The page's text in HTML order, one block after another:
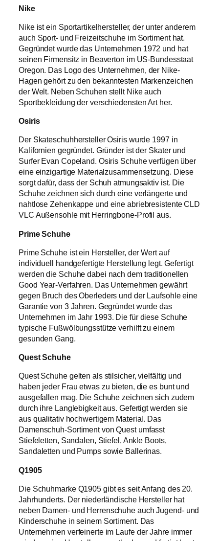
Nike
Nike ist ein Sportartikelhersteller, der unter anderem
auch Sport- und Freizeitschuhe im Sortiment hat.
Gegründet wurde das Unternehmen 1972 und hat
seinen Firmensitz in Beaverton im US-Bundesstaat
Oregon. Das Logo des Unternehmen, der Nike-
Hagen gehört zu den bekanntesten Markenzeichen
der Welt. Neben Schuhen stellt Nike auch
Sportbekleidung der verschiedensten Art her.
Osiris
Der Skateschuhhersteller Osiris wurde 1997 in
Kalifornien gegründet. Gründer ist der Skater und
Surfer Evan Copeland. Osiris Schuhe verfügen über
eine einzigartige Materialzusammensetzung. Diese
sorgt dafür, dass der Schuh atmungsaktiv ist. Die
Schuhe zeichnen sich durch eine verlängerte und
nahtlose Zehenkappe und eine abriebresistente CLD
VLC Außensohle mit Herringbone-Profil aus.
Prime Schuhe
Prime Schuhe ist ein Hersteller, der Wert auf
individuell handgefertigte Herstellung legt. Gefertigt
werden die Schuhe dabei nach dem traditionellen
Good Year-Verfahren. Das Unternehmen gewährt
gegen Bruch des Oberleders und der Laufsohle eine
Garantie von 3 Jahren. Gegründet wurde das
Unternehmen im Jahr 1993. Die für diese Schuhe
typische Fußwölbungsstütze verhilft zu einem
gesunden Gang.
Quest Schuhe
Quest Schuhe gelten als stilsicher, vielfältig und
haben jeder Frau etwas zu bieten, die es bunt und
ausgefallen mag. Die Schuhe zeichnen sich zudem
durch ihre Langlebigkeit aus. Gefertigt werden sie
aus qualitativ hochwertigem Material. Das
Damenschuh-Sortiment von Quest umfasst
Stiefeletten, Sandalen, Stiefel, Ankle Boots,
Sandaletten und Pumps sowie Ballerinas.
Q1905
Die Schuhmarke Q1905 gibt es seit Anfang des 20.
Jahrhunderts. Der niederländische Hersteller hat
neben Damen- und Herrenschuhe auch Jugend- und
Kinderschuhe in seinem Sortiment. Das
Unternehmen verfeinerte im Laufe der Jahre immer